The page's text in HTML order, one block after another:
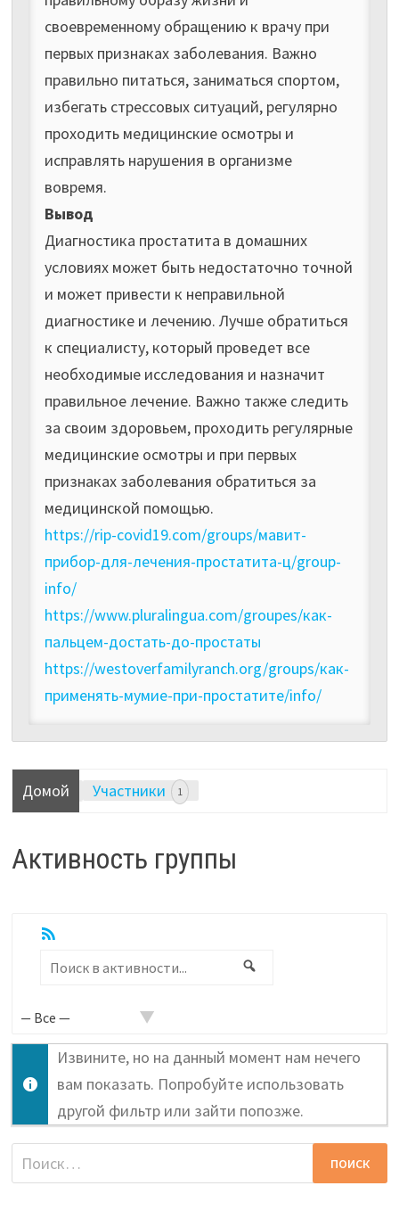
своевременному обращению к врачу при
первых признаках заболевания. Важно
правильно питаться, заниматься спортом,
избегать стрессовых ситуаций, регулярно
проходить медицинские осмотры и
исправлять нарушения в организме
вовремя.
Вывод
Диагностика простатита в домашних
условиях может быть недостаточно точной
и может привести к неправильной
диагностике и лечению. Лучше обратиться
к специалисту, который проведет все
необходимые исследования и назначит
правильное лечение. Важно также следить
за своим здоровьем, проходить регулярные
медицинские осмотры и при первых
признаках заболевания обратиться за
медицинской помощью.
https://rip-covid19.com/groups/мавит-
прибор-для-лечения-простатита-ц/group-
info/
https://www.pluralingua.com/groupes/как-
пальцем-достать-до-простаты
https://westoverfamilyranch.org/groups/как-
применять-мумие-при-простатите/info/
Домой Участники 1
Активность группы
RSS
Поиск
активности...
Извините, но на данный момент нам нечего
вам показать. Попробуйте использовать
другой фильтр или зайти попозже.
Найти: